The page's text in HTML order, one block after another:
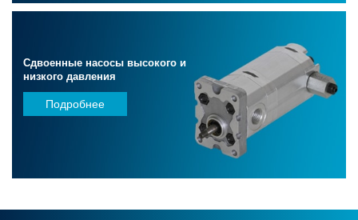
Сдвоенные насосы высокого и
низкого давления
Подробнее